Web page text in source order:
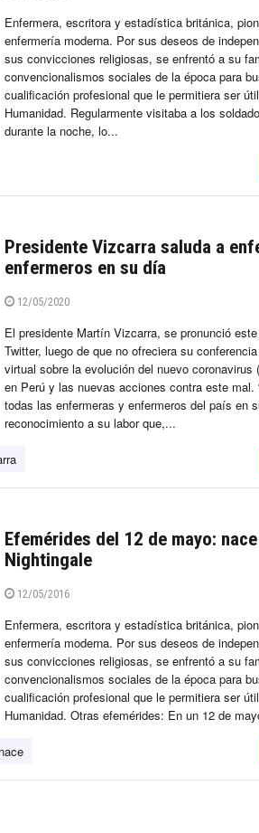
Enfermera, escritora y estadística británica,
enfermería moderna. Por sus deseos de
sus convicciones religiosas, se enfrentó a su
convencionalismos sociales de la época para
cualificación profesional que le permitiera ser
Humanidad. Regularmente visitaba a los
durante la noche, lo...
Presidente Vizcarra saluda a
enfermeros en su día
12/05/2020
El presidente Martín Vizcarra, se pronunció
Twitter, luego de que no ofreciera su
virtual sobre la evolución del nuevo coronavirus
en Perú y las nuevas acciones contra este mal.
todas las enfermeras y enfermeros del país en
reconocimiento a su labor que,...
Efemérides del 12 de mayo:
Nightingale
12/05/2016
Enfermera, escritora y estadística británica,
enfermería moderna. Por sus deseos de
sus convicciones religiosas, se enfrentó a su
convencionalismos sociales de la época para
cualificación profesional que le permitiera ser
Humanidad. Otras efemérides: En un 12 de
nace